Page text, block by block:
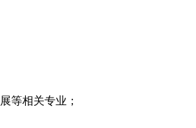
等相关专业；